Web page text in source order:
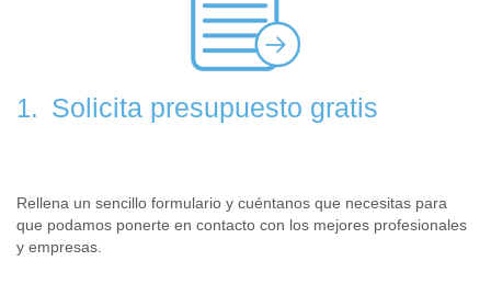
1. Solicita presupuesto gratis
Rellena un sencillo formulario y cuéntanos que necesitas para
que podamos ponerte en contacto con los mejores profesionales
y empresas.